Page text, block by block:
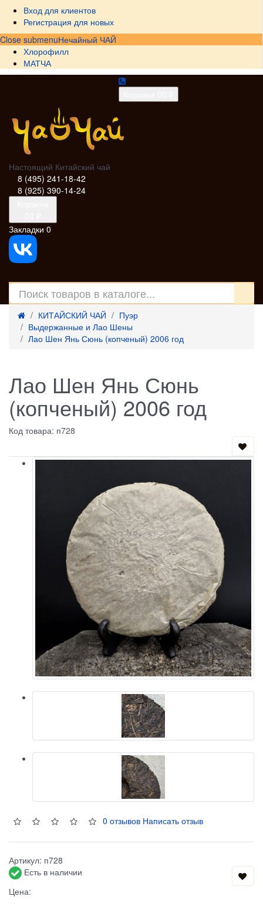
Вход для клиентов
Регистрация для новых
Close submenuНечайный ЧАЙ
Хлорофилл
МАТЧА
Настоящий Китайский чай
8 (495) 241-18-42
8 (925) 390-14-24
Закладки 0
КИТАЙСКИЙ ЧАЙ
Пуэр
Выдержанные и Лао Шены
Лао Шен Янь Сюнь (копченый) 2006 год
Лао Шен Янь Сюнь
(копченый) 2006 год
Код товара: п728
0 отзывов Написать отзыв
Артикул: п728
Есть в наличии
Цена: